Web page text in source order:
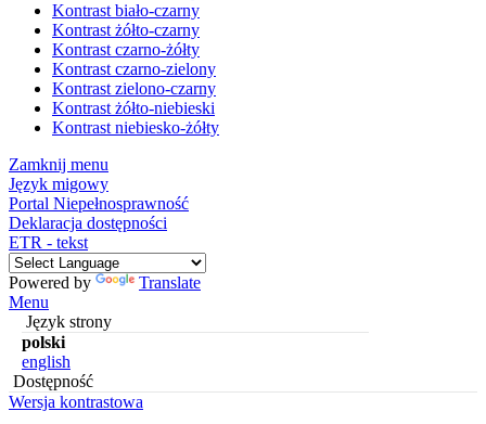
Kontrast biało-czarny
Kontrast żółto-czarny
Kontrast czarno-żółty
Kontrast czarno-zielony
Kontrast zielono-czarny
Kontrast żółto-niebieski
Kontrast niebiesko-żółty
Zamknij menu
Język migowy
Portal Niepełnosprawność
Deklaracja dostępności
ETR - tekst
Powered by
Translate
Menu
Język strony
polski
english
Dostępność
Wersja kontrastowa